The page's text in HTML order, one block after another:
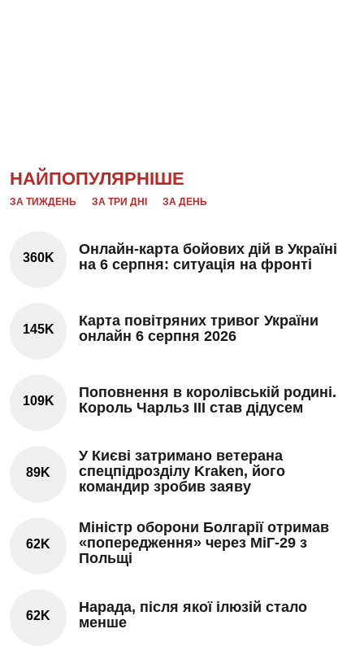
НАЙПОПУЛЯРНІШЕ
ЗА ТИЖДЕНЬ ЗА ТРИ ДНІ ЗА ДЕНЬ
360K
Онлайн-карта бойових дій в Україні
на 6 серпня: ситуація на фронті
145K
Карта повітряних тривог України
онлайн 6 серпня 2026
109K
Поповнення в королівській родині.
Король Чарльз III став дідусем
89K
У Києві затримано ветерана
спецпідрозділу Kraken, його
командир зробив заяву
62K
Міністр оборони Болгарії отримав
«попередження» через МіГ-29 з
Польщі
62K
Нарада, після якої ілюзій стало
менше